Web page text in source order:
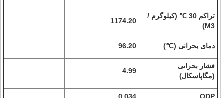
تراکم 30 ℃ (کیلوگرم /
M3)
1174.20
دمای بحرانی (℃) 96.20
فشار بحرانی
(مگاپاسکال)
4.99
ODP
0.034